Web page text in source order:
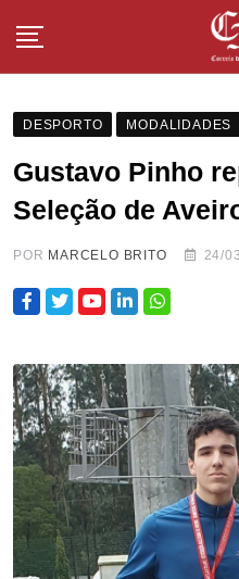
DESPORTO MODALIDADES
Gustavo Pinho
Seleção de
POR MARCELO BRITO 24/